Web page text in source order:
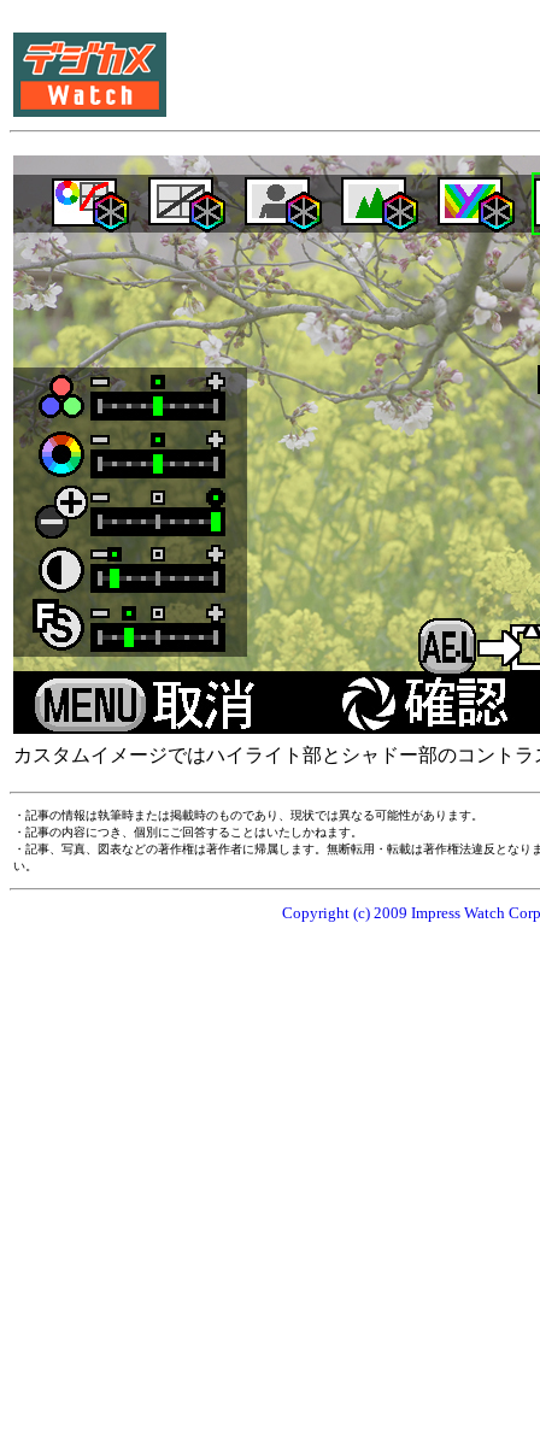
カスタムイメージではハイライト部とシャドー部のコント
・記事の情報は執筆時または掲載時のものであり、現状では異なる可能性があります。
・記事の内容につき、個別にご回答することはいたしかねます。
・記事、写真、図表などの著作権は著作者に帰属します。無断転用・転載は著作権法違反とな
い。
Copyright (c) 2009 Impress Watch